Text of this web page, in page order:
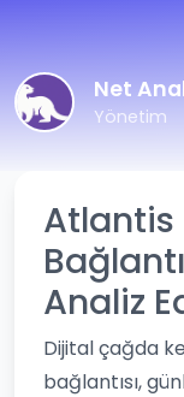
Net
Yönetim
Atlantis
Analiz
Dijital çağda
bağlantısı,